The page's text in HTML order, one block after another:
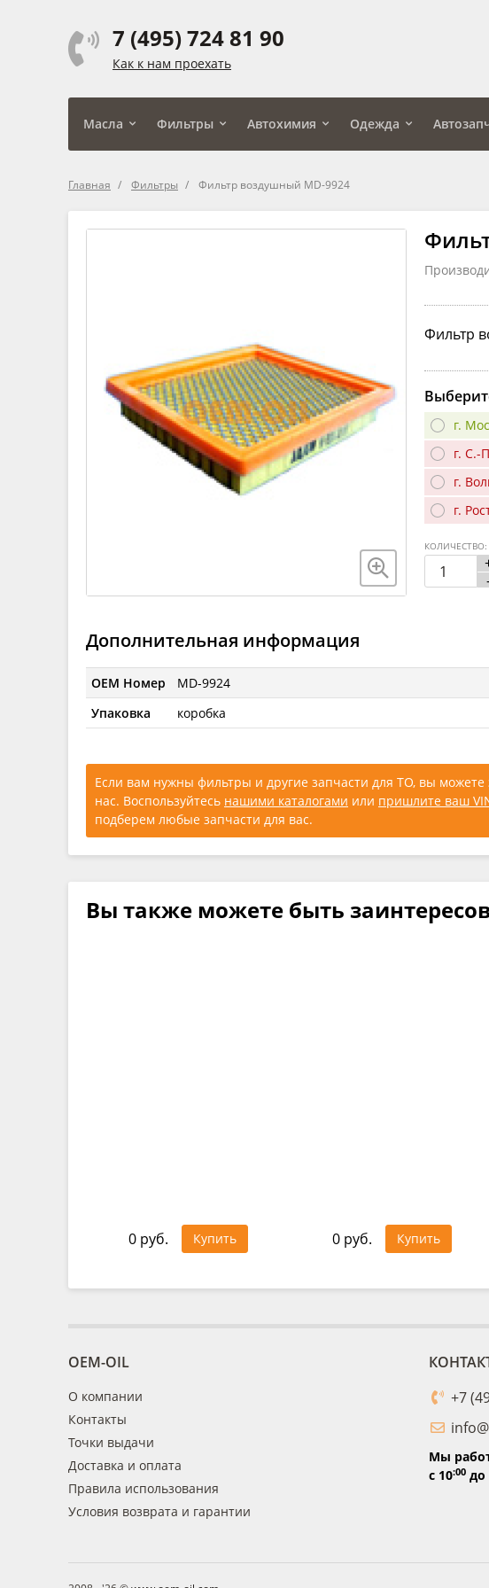
7 (495) 724 81 90
Как к нам проехать
Масла Фильтры Автохимия Одежда
Главная Фильтры Фильтр воздушный MD-9924
Фильтр
г.
г. С.-
г.
г.
КОЛИЧЕСТВО:
Дополнительная информация
OEM Номер
MD-9924
Упаковка
коробка
Если вам нужны фильтры и другие запчасти для ТО, вы можете
нас. Воспользуйтесь нашими каталогами или пришлите ваш
подберем любые запчасти для вас.
Вы также можете быть
0 руб. Купить 0 руб. Купить
OEM-OIL
О компании
Контакты
Точки выдачи
Доставка и оплата
Правила использования
Условия возврата и гарантии
+7
Мы
с 10:00до